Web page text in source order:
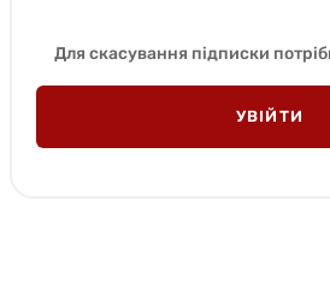
Для скасування підписки
УВІЙТИ